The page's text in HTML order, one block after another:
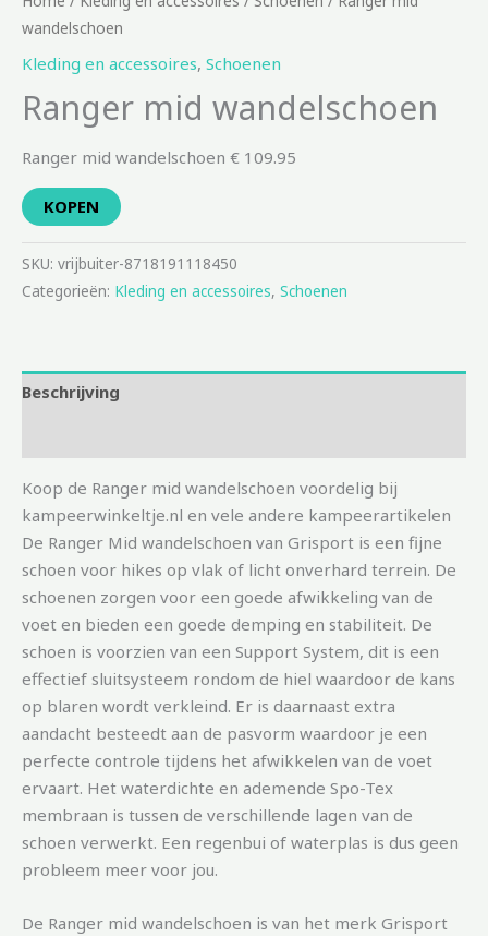
wandelschoen
Kleding en accessoires, Schoenen
Ranger mid wandelschoen
Ranger mid wandelschoen € 109.95
KOPEN
SKU: vrijbuiter-8718191118450
Categorieën: Kleding en accessoires, Schoenen
Beschrijving
Koop de Ranger mid wandelschoen voordelig bij
kampeerwinkeltje.nl en vele andere kampeerartikelen
De Ranger Mid wandelschoen van Grisport is een fijne
schoen voor hikes op vlak of licht onverhard terrein. De
schoenen zorgen voor een goede afwikkeling van de
voet en bieden een goede demping en stabiliteit. De
schoen is voorzien van een Support System, dit is een
effectief sluitsysteem rondom de hiel waardoor de kans
op blaren wordt verkleind. Er is daarnaast extra
aandacht besteedt aan de pasvorm waardoor je een
perfecte controle tijdens het afwikkelen van de voet
ervaart. Het waterdichte en ademende Spo-Tex
membraan is tussen de verschillende lagen van de
schoen verwerkt. Een regenbui of waterplas is dus geen
probleem meer voor jou.
De Ranger mid wandelschoen is van het merk Grisport